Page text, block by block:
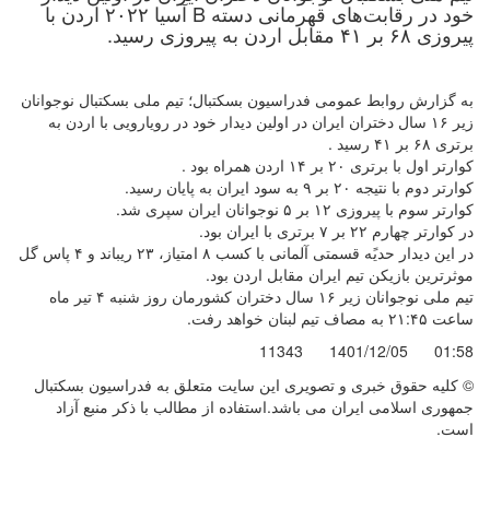
خود در رقابت‌های قهرمانی دسته B آسیا ۲۰۲۲ اردن با
پیروزی ۶۸ بر ۴۱ مقابل اردن به پیروزی رسید.
به گزارش روابط عمومی فدراسیون بسکتبال؛ تیم ملی بسکتبال نوجوانان
زیر ۱۶ سال دختران ایران در اولین دیدار خود در رویارویی با اردن به
برتری ۶۸ بر ۴۱ رسید .
کوارتر اول با برتری ۲۰ بر ۱۴ اردن همراه بود .
کوارتر دوم با نتیجه ۲۰ بر ۹ به سود ایران به پایان رسید.
کوارتر سوم با پیروزی ۱۲ بر ۵ نوجوانان ایران سپری شد.
در کوارتر چهارم ۲۲ بر ۷ برتری با ایران بود.
در این دیدار حدیًه قسمتی آلمانی با کسب ۸ امتیاز، ۲۳ ریباند و ۴ پاس گل
موثرترین بازیکن تیم ایران مقابل اردن بود.
تیم ملی نوجوانان زیر ۱۶ سال دختران کشورمان روز شنبه ۴ تیر ماه
ساعت ۲۱:۴۵ به مصاف تیم لبنان خواهد رفت.
01:58
1401/12/05
11343
© کليه حقوق خبری و تصويری اين سايت متعلق به فدراسیون بسکتبال
جمهوری اسلامی ایران می باشد.استفاده از مطالب با ذكر منبع آزاد
است.